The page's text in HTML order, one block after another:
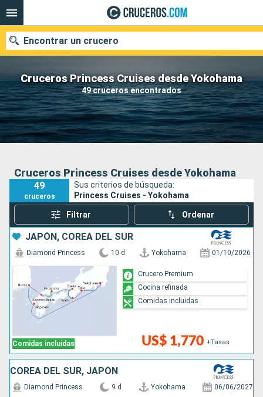
Cruceros Princess Cruises desde Yokohama
49 cruceros encontrados
Encontrar un crucero
Nuestros destinos
Fecha de salida
Buscar
Cruceros Princess Cruises desde Yokohama
49
cruceros
Sus criterios de búsqueda:
Princess Cruises - Yokohama
Filtrar Ordenar
JAPÓN, COREA DEL SUR
Comidas incluidas
Diamond Princess 10 d Yokohama 01/10/2026
US$ 1,770 +Tasas
Crucero Premium
Cocina refinada
Comidas incluidas
COREA DEL SUR, JAPÓN
Diamond Princess 9 d Yokohama 06/06/2027